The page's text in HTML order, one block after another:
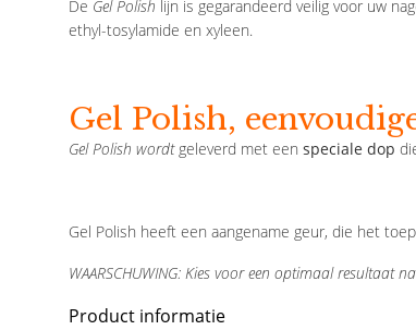
De Gel Polish lijn is gegarandeerd veilig voor uw
ethyl-tosylamide en xyleen.
Gel Polish,
Gel Polish wordtgeleverd met een speciale dop
Gel Polish heeft een aangename geur, die het
WAARSCHUWING: Kies voor een optimaal resultaat
Product informatie